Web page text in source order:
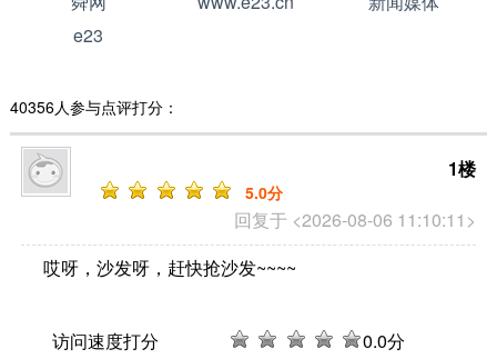
e23
40356人参与点评打分：
回复于 <2026-08-06 11:10:11>
1楼
5.0分
哎呀，沙发呀，赶快抢沙发~~~~
访问速度打分 0.0分